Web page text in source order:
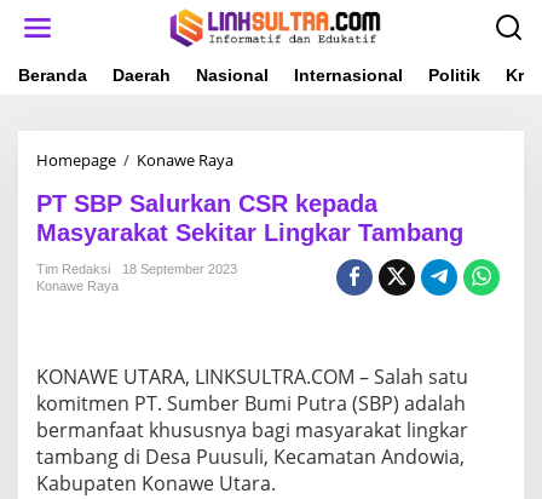
Beranda Daerah Nasional Internasional Politik
Homepage / Konawe Raya
S
B
P
S
k
a
n
C
S
R
PT SBP Salurkan CSR kepada
Masyarakat Sekitar Lingkar Tambang
Tim Redaksi
18 September 2023
Konawe Raya
KONAWE UTARA, LINKSULTRA.COM – Salah satu
komitmen PT. Sumber Bumi Putra (SBP) adalah
bermanfaat khususnya bagi masyarakat lingkar
tambang di Desa Puusuli, Kecamatan Andowia,
Kabupaten Konawe Utara.